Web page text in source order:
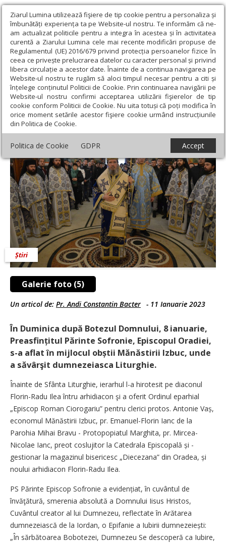
Ziarul Lumina utilizează fişiere de tip cookie pentru a personaliza și
îmbunătăți experiența ta pe Website-ul nostru. Te informăm că ne-
am actualizat politicile pentru a integra în acestea și în activitatea
curentă a Ziarului Lumina cele mai recente modificări propuse de
Regulamentul (UE) 2016/679 privind protecția persoanelor fizice în
ceea ce privește prelucrarea datelor cu caracter personal și privind
libera circulație a acestor date. Înainte de a continua navigarea pe
Website-ul nostru te rugăm să aloci timpul necesar pentru a citi și
înțelege conținutul Politicii de Cookie. Prin continuarea navigării pe
Website-ul nostru confirmi acceptarea utilizării fişierelor de tip
cookie conform Politicii de Cookie. Nu uita totuși că poți modifica în
orice moment setările acestor fişiere cookie urmând instrucțiunile
din Politica de Cookie.
Politica de Cookie GDPR Accept
Ziarul Lumina › Actualitate religioasă › Știri › Slujiri arhiereşti în
Episcopia Oradiei
Slujiri arhiereşti în Episcopia Oradiei
Galerie foto (5)
Știri
Un articol de: Pr. Andi Constantin Bacter - 11 Ianuarie 2023
În Duminica după Botezul Domnului, 8 ianuarie,
Preasfințitul Părinte Sofronie, Episcopul Oradiei,
s-a aflat în mijlocul obștii Mănăstirii Izbuc, unde
a săvârşit dumnezeiasca Liturghie.
Înainte de Sfânta Liturghie, ierarhul l-a hirotesit pe diaconul
Florin-Radu Ilea întru ­arhidiacon şi a oferit Ordinul eparhial
„Episcop Roman Ciorogariu” pentru clerici protos. Antonie Vaș,
economul Mănăstirii Izbuc, pr. Ema­nuel-Florin Ianc de la
Parohia Mihai Bravu - Protopopiatul Marghita, pr. Mircea-
Nicolae Ianc, preot coslujitor la Catedrala Episcopală și ­
gestionar la magazinul bisericesc „Diecezana” din Oradea, și
noului arhidiacon Florin-Radu Ilea.
PS Părinte Episcop Sofronie a evidențiat, în cuvântul de
învăţătură, smerenia absolută a Domnului Iisus Hristos,
Cuvântul creator al lui Dumnezeu, reflectate în Arătarea
dumnezeiască de la Iordan, o Epifanie a Iubirii dumnezeiești:
„În sărbătoarea Bobotezei, Dumnezeu Se descoperă ca Iubire,